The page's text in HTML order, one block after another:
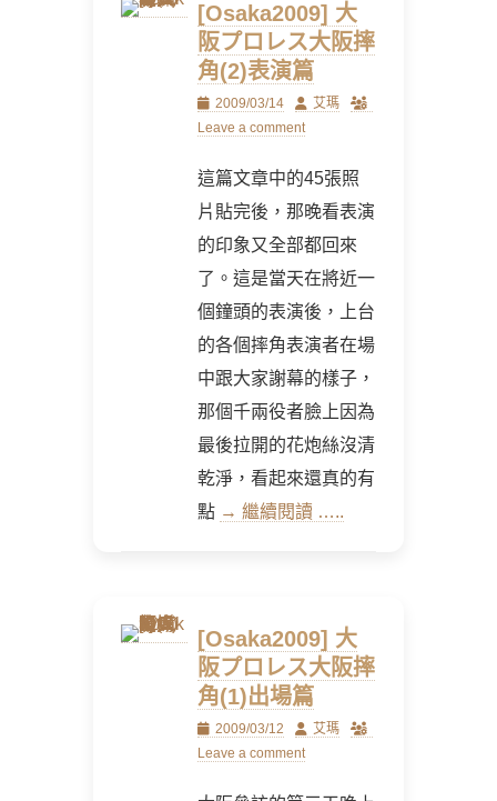
[Osaka2009] 大
阪プロレス大阪摔
角(2)表演篇
Posted
on
2009/03/14 Author
艾瑪
Leave a comment
這篇文章中的45張照
片貼完後，那晚看表演
的印象又全部都回來
了。這是當天在將近一
個鐘頭的表演後，上台
的各個摔角表演者在場
中跟大家謝幕的樣子，
那個千兩役者臉上因為
最後拉開的花炮絲沒清
乾淨，看起來還真的有
點 → 繼續閱讀 …..
[Osaka2009] 大
阪プロレス大阪摔
角(1)出場篇
Posted
on
2009/03/12 Author
艾瑪
Leave a comment